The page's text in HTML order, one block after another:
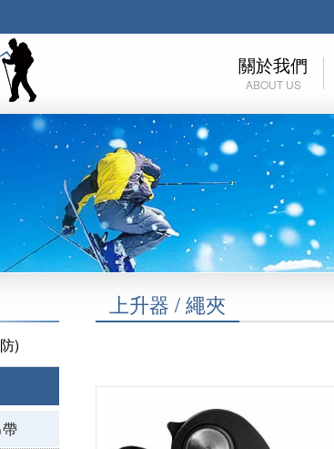
關於我們
ABOUT US
關於EAMKEVC
關於玉米田
里程碑
)
上升器 / 繩夾